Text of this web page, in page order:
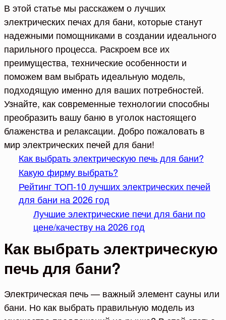
В этой статье мы расскажем о лучших
электрических печах для бани, которые станут
надежными помощниками в создании идеального
парильного процесса. Раскроем все их
преимущества, технические особенности и
поможем вам выбрать идеальную модель,
подходящую именно для ваших потребностей.
Узнайте, как современные технологии способны
преобразить вашу баню в уголок настоящего
блаженства и релаксации. Добро пожаловать в
мир электрических печей для бани!
Как выбрать электрическую печь для бани?
Какую фирму выбрать?
Рейтинг ТОП-10 лучших электрических печей
для бани на 2026 год
Лучшие электрические печи для бани по
цене/качеству на 2026 год
Как выбрать электрическую
печь для бани?
Электрическая печь — важный элемент сауны или
бани. Но как выбрать правильную модель из